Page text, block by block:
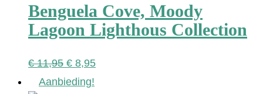
Benguela Cove, Moody
Lagoon Lighthous Collection
€11,95 Oorspronkelijke
prijs
€ 8,95Huidige
Aanbieding!